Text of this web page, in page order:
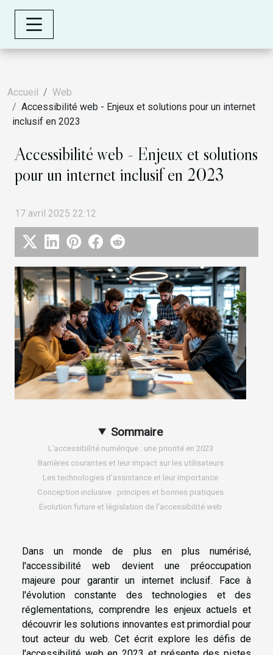
Accueil
Web
Accessibilité web - Enjeux et solutions pour un internet
inclusif en 2023
Accessibilité web - Enjeux et solutions
pour un internet inclusif en 2023
17 avril 2025 22:12
Sommaire
L'accessibilité numérique : une priorité en 2023
Barrières courantes et leur impact sur les utilisateurs
Les technologies d'assistance et leur importance
Conception inclusive : principes et bonnes pratiques
Évolution future et législation de l'accessibilité web
Dans un monde de plus en plus numérisé,
l'accessibilité web devient une préoccupation
majeure pour garantir un internet inclusif. Face à
l'évolution constante des technologies et des
réglementations, comprendre les enjeux actuels et
découvrir les solutions innovantes est primordial pour
tout acteur du web. Cet écrit explore les défis de